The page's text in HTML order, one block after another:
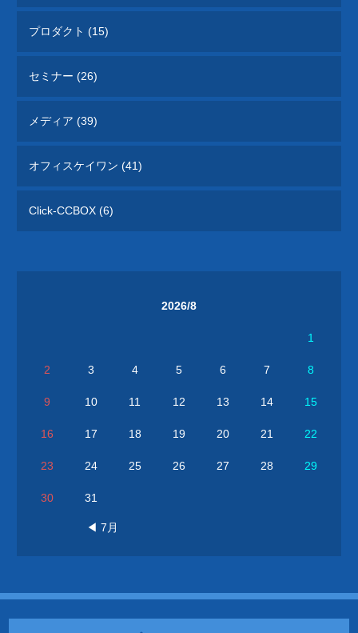
プロダクト (15)
セミナー (26)
メディア (39)
オフィスケイワン (41)
Click-CCBOX (6)
2026/8
1
2 3 4 5 6 7 8
9 10 11 12 13 14 15
16 17 18 19 20 21 22
23 24 25 26 27 28 29
30 31
◀ 7月